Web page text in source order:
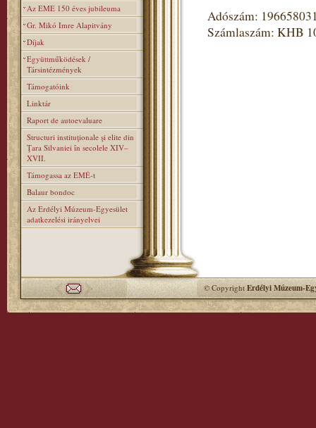
Az EME 150 éves jubileuma
Gr. Mikó Imre Alapitvány
Díjak
Együttműködések /
Társintézmények
Támogatóink
Linktár
Raport de autoevaluare
Structuri instituţionale şi elite din
Ţara Silvaniei în secolele XIV–
XVII.
Támogassa az EMÉ-t
Balaur bondoc
Az Erdélyi Múzeum-Egyesület
adatkezelési irányelvei
Adószám:
Számlaszám: KHB
© CopyrightErdélyi Múzeum-